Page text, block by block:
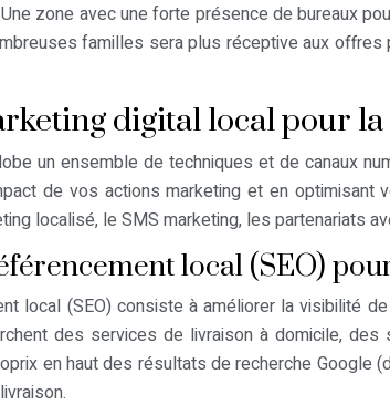
zone avec une forte présence de bureaux
familles sera plus réceptive aux
digital local pour
un ensemble de techniques et de canaux
de vos actions marketing et en
localisé, le SMS marketing, les partenariats
local (SEO)
local (SEO) consiste à améliorer la visibilité
des services de livraison à domicile,
en haut des résultats de recherche Google